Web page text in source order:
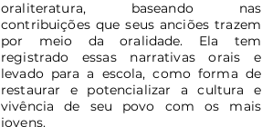
oraliteratura, baseando nas
contribuições que seus anciões trazem
por meio da oralidade. Ela tem
registrado essas narrativas orais e
levado para a escola, como forma de
restaurar e potencializar a cultura e
vivência de seu povo com os mais
jovens.